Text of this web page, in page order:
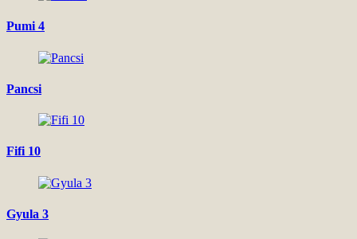
Pumi 4
Pancsi
Fifi 10
Gyula 3